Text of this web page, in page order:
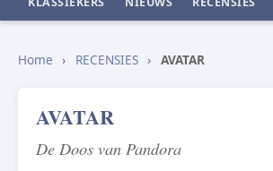
Home › RECENSIES › AVATAR
AVATAR
De Doos van Pandora